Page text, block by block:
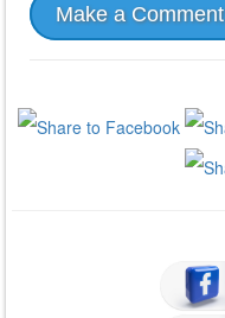
Make a Comment